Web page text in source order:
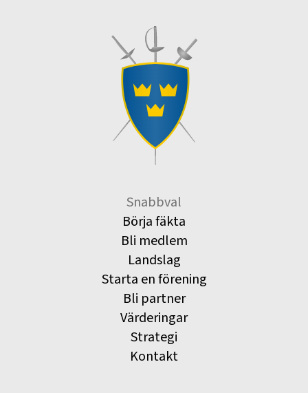
Snabbval
Börja fäkta
Bli medlem
Landslag
Starta en förening
Bli partner
Värderingar
Strategi
Kontakt